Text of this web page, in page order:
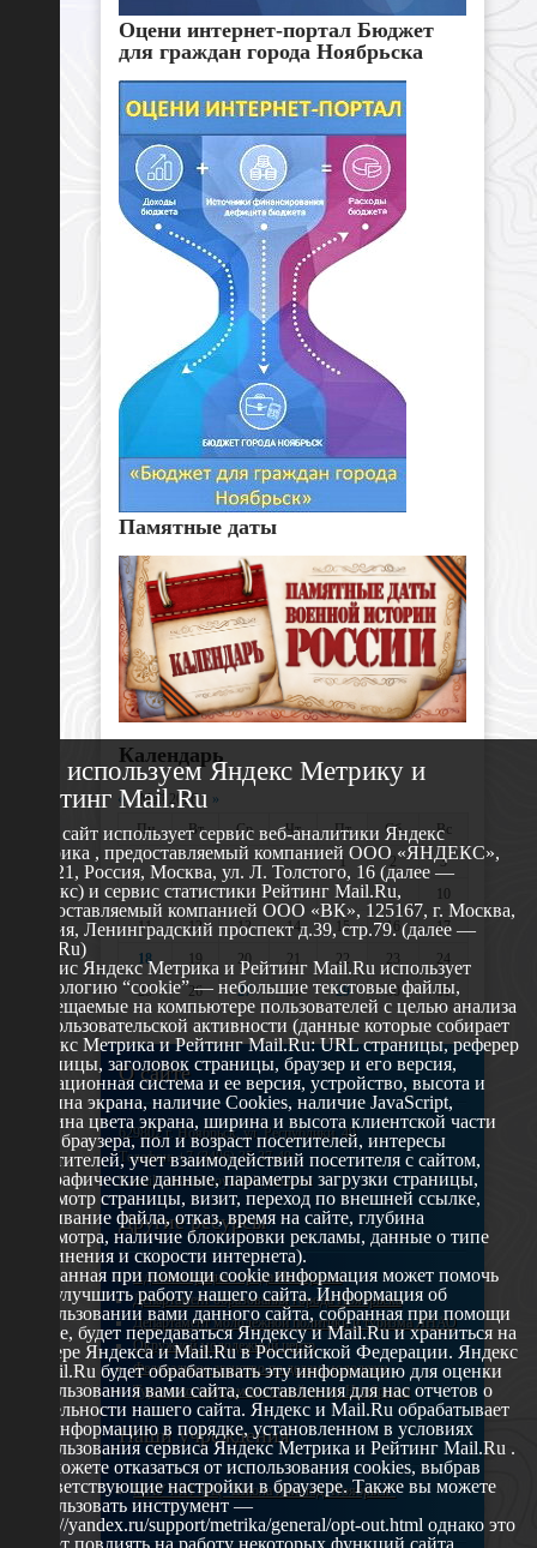
Оцени интернет-портал Бюджет
для граждан города Ноябрьска
Памятные даты
Календарь
«Май 2026 »
Пн
Вт Ср Чт Пт Сб
Вс
1
2
3
4
5 6 7 8 9
11
12 13 14 15 16
17
18
19 20 21 22 23
24
25
26 27 28 29 30 31
О сайте
629802 г. Ноябрьск, ул. Республики, 49
Телефон: +7 (3496) 35-37-49
E-mail: udsm@noyabrsk.yanao.ru
Другие ресурсы
Администрация города Ноябрьска
Департамент образования города Ноябрьска
Департамент молодежной политики и туризма ЯНАО
Окружной молодежный центр
Федеральное агенство по делам молодежи
Туристско-информационный центр Ноябрьска
Наши учреждения
МАУ МП МЦ "Школа Ямолод. Ноябрьск"
Мы используем Яндекс Метрику и
Рейтинг Mail.Ru
Этот сайт использует сервис веб-аналитики Яндекс
Метрика , предоставляемый компанией ООО «ЯНДЕКС»,
119021, Россия, Москва, ул. Л. Толстого, 16 (далее —
Яндекс) и сервис статистики Рейтинг Mail.Ru,
предоставляемый компанией ООО «ВК», 125167, г. Москва,
Россия, Ленинградский проспект д.39, стр.79. (далее —
Mail.Ru)
Сервис Яндекс Метрика и Рейтинг Mail.Ru использует
технологию “cookie” — небольшие текстовые файлы,
размещаемые на компьютере пользователей с целью анализа
их пользовательской активности (данные которые собирает
Яндекс Метрика и Рейтинг Mail.Ru: URL страницы, реферер
страницы, заголовок страницы, браузер и его версия,
операционная система и ее версия, устройство, высота и
ширина экрана, наличие Cookies, наличие JavaScript,
глубина цвета экрана, ширина и высота клиентской части
окна браузера, пол и возраст посетителей, интересы
посетителей, учет взаимодействий посетителя с сайтом,
географические данные, параметры загрузки страницы,
просмотр страницы, визит, переход по внешней ссылке,
cкачивание файла, отказ, время на сайте, глубина
просмотра, наличие блокировки рекламы, данные о типе
соединения и скорости интернета).
Собранная при помощи cookie информация может помочь
нам улучшить работу нашего сайта. Информация об
использовании вами данного сайта, собранная при помощи
cookie, будет передаваться Яндексу и Mail.Ru и храниться на
сервере Яндекса и Mail.Ru в Российской Федерации. Яндекс
и Mail.Ru будет обрабатывать эту информацию для оценки
использования вами сайта, составления для нас отчетов о
деятельности нашего сайта. Яндекс и Mail.Ru обрабатывает
эту информацию в порядке, установленном в условиях
использования сервиса Яндекс Метрика и Рейтинг Mail.Ru .
Вы можете отказаться от использования cookies, выбрав
соответствующие настройки в браузере. Также вы можете
использовать инструмент —
https://yandex.ru/support/metrika/general/opt-out.html однако это
может повлиять на работу некоторых функций сайта.